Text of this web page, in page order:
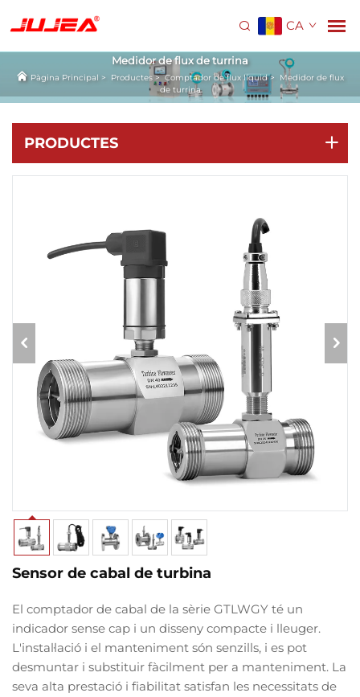
CA
Medidor de flux de turrina
Pàgina Principal > Productes>Comptador de flux líquid> Medidor de flux
de turrina
PRODUCTES
Sensor de cabal de turbina
El comptador de cabal de la sèrie GTLWGY té un
indicador sense cap i un disseny compacte i lleuger.
L'instal·lació i el manteniment són senzills, i es pot
desmuntar i substituir fàcilment per a manteniment. La
seva alta prestació i fiabilitat satisfan les necessitats de